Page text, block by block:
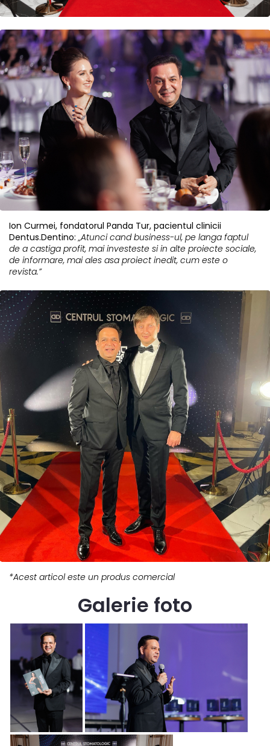
Ion Curmei, fondatorul Panda Tur, pacientul clinicii
Dentus.Dentino: „Atunci cand business-ul, pe langa faptul
de a castiga profit, mai investeste si in alte proiecte sociale,
de informare, mai ales asa proiect inedit, cum este o
revista.”
*Acest articol este un produs comercial
Galerie foto